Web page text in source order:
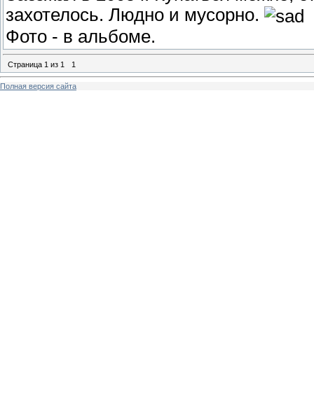
захотелось. Людно и мусорно.
Фото - в альбоме.
Страница 1 из 1 1
Полная версия сайта